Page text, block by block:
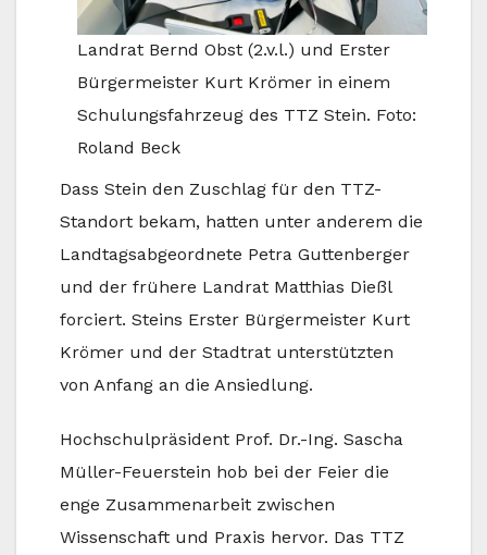
Landrat Bernd Obst (2.v.l.) und Erster
Bürgermeister Kurt Krömer in einem
Schulungsfahrzeug des TTZ Stein. Foto:
Roland Beck
Dass Stein den Zuschlag für den TTZ-
Standort bekam, hatten unter anderem die
Landtagsabgeordnete Petra Guttenberger
und der frühere Landrat Matthias Dießl
forciert. Steins Erster Bürgermeister Kurt
Krömer und der Stadtrat unterstützten
von Anfang an die Ansiedlung.
Hochschulpräsident Prof. Dr.-Ing. Sascha
Müller-Feuerstein hob bei der Feier die
enge Zusammenarbeit zwischen
Wissenschaft und Praxis hervor. Das TTZ